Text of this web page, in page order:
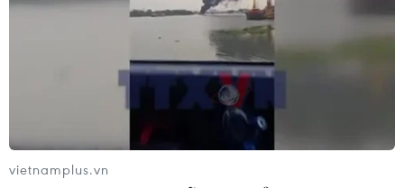
Gỡ khó khăn triển khai dự án trọng
điểm quốc gia hồ Ka Pét
vietnamplus.vn